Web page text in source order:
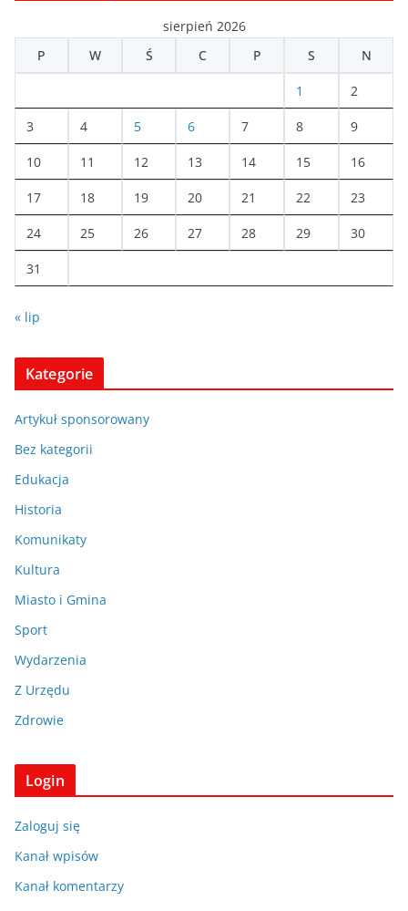
sierpień 2026
P
W Ś C P S N
1 2
3 4 5 6 7 8 9
10 11 12 13 14 15 16
17 18 19 20 21 22 23
24 25 26 27 28 29 30
31
« lip
Kategorie
Artykuł sponsorowany
Bez kategorii
Edukacja
Historia
Komunikaty
Kultura
Miasto i Gmina
Sport
Wydarzenia
Z Urzędu
Zdrowie
Login
Zaloguj się
Kanał wpisów
Kanał komentarzy